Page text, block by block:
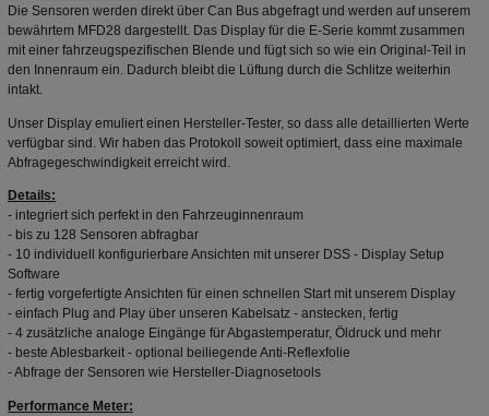
Die Sensoren werden direkt über Can Bus abgefragt und werden auf unserem
bewährtem MFD28 dargestellt. Das Display für die E-Serie kommt zusammen
mit einer fahrzeugspezifischen Blende und fügt sich so wie ein Original-Teil in
den Innenraum ein. Dadurch bleibt die Lüftung durch die Schlitze weiterhin
intakt.
Unser Display emuliert einen Hersteller-Tester, so dass alle detaillierten Werte
verfügbar sind. Wir haben das Protokoll soweit optimiert, dass eine maximale
Abfragegeschwindigkeit erreicht wird.
Details:
- integriert sich perfekt in den Fahrzeuginnenraum
- bis zu 128 Sensoren abfragbar
- 10 individuell konfigurierbare Ansichten mit unserer DSS - Display Setup
Software
- fertig vorgefertigte Ansichten für einen schnellen Start mit unserem Display
- einfach Plug and Play über unseren Kabelsatz - anstecken, fertig
- 4 zusätzliche analoge Eingänge für Abgastemperatur, Öldruck und mehr
- beste Ablesbarkeit - optional beiliegende Anti-Reflexfolie
- Abfrage der Sensoren wie Hersteller-Diagnosetools
Performance Meter: